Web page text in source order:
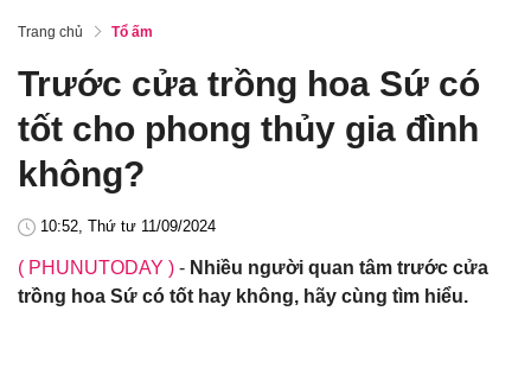
Trang chủ Tổ ấm
Trước cửa trồng hoa Sứ có
tốt cho phong thủy gia đình
không?
10:52, Thứ tư 11/09/2024
( PHUNUTODAY ) - Nhiều người quan tâm trước cửa
trồng hoa Sứ có tốt hay không, hãy cùng tìm hiểu.